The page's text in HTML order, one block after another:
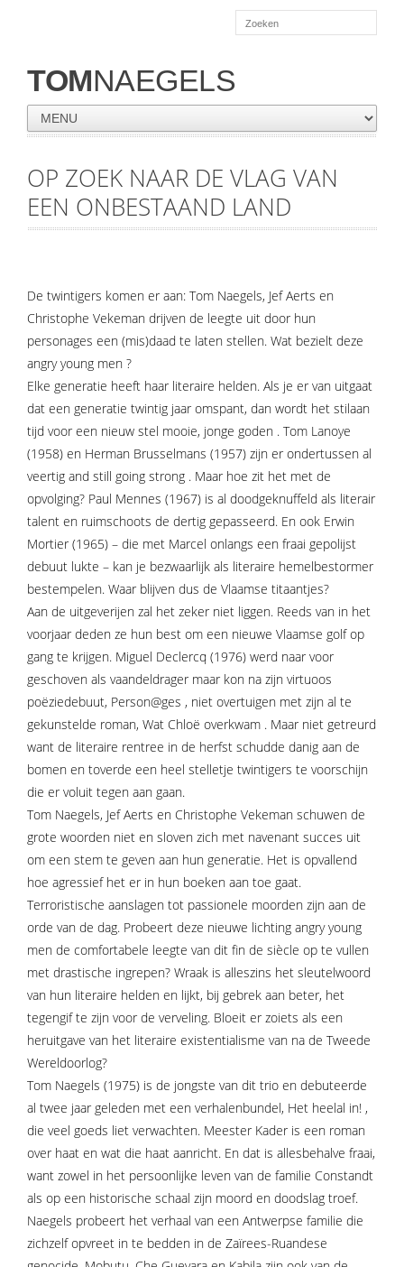
TOMNAEGELS
OP ZOEK NAAR DE VLAG VAN
EEN ONBESTAAND LAND
De twintigers komen er aan: Tom Naegels, Jef Aerts en
Christophe Vekeman drijven de leegte uit door hun
personages een (mis)daad te laten stellen. Wat bezielt deze
angry young men ?
Elke generatie heeft haar literaire helden. Als je er van uitgaat
dat een generatie twintig jaar omspant, dan wordt het stilaan
tijd voor een nieuw stel mooie, jonge goden . Tom Lanoye
(1958) en Herman Brusselmans (1957) zijn er ondertussen al
veertig and still going strong . Maar hoe zit het met de
opvolging? Paul Mennes (1967) is al doodgeknuffeld als literair
talent en ruimschoots de dertig gepasseerd. En ook Erwin
Mortier (1965) – die met Marcel onlangs een fraai gepolijst
debuut lukte – kan je bezwaarlijk als literaire hemelbestormer
bestempelen. Waar blijven dus de Vlaamse titaantjes?
Aan de uitgeverijen zal het zeker niet liggen. Reeds van in het
voorjaar deden ze hun best om een nieuwe Vlaamse golf op
gang te krijgen. Miguel Declercq (1976) werd naar voor
geschoven als vaandeldrager maar kon na zijn virtuoos
poëziedebuut, Person@ges , niet overtuigen met zijn al te
gekunstelde roman, Wat Chloë overkwam . Maar niet getreurd
want de literaire rentree in de herfst schudde danig aan de
bomen en toverde een heel stelletje twintigers te voorschijn
die er voluit tegen aan gaan.
Tom Naegels, Jef Aerts en Christophe Vekeman schuwen de
grote woorden niet en sloven zich met navenant succes uit
om een stem te geven aan hun generatie. Het is opvallend
hoe agressief het er in hun boeken aan toe gaat.
Terroristische aanslagen tot passionele moorden zijn aan de
orde van de dag. Probeert deze nieuwe lichting angry young
men de comfortabele leegte van dit fin de siècle op te vullen
met drastische ingrepen? Wraak is alleszins het sleutelwoord
van hun literaire helden en lijkt, bij gebrek aan beter, het
tegengif te zijn voor de verveling. Bloeit er zoiets als een
heruitgave van het literaire existentialisme van na de Tweede
Wereldoorlog?
Tom Naegels (1975) is de jongste van dit trio en debuteerde
al twee jaar geleden met een verhalenbundel, Het heelal in! ,
die veel goeds liet verwachten. Meester Kader is een roman
over haat en wat die haat aanricht. En dat is allesbehalve fraai,
want zowel in het persoonlijke leven van de familie Constandt
als op een historische schaal zijn moord en doodslag troef.
Naegels probeert het verhaal van een Antwerpse familie die
zichzelf opvreet in te bedden in de Zaïrees-Ruandese